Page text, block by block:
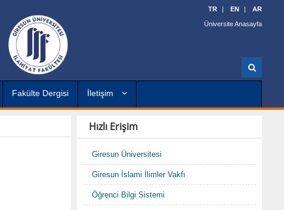
TR EN AR
Üniversite Anasayfa
r
Fakülte Dergisi İletişim
Hızlı Erişim
Giresun Üniversitesi
Giresun İslami İlimler Vakfı
Öğrenci Bilgi Sistemi